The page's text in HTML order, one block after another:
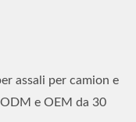
assali per camion e
e OEM da 30